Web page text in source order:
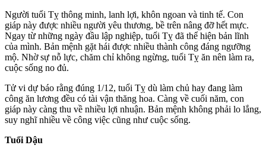
Người tuổi Tỵ thông minh, lanh lợi, khôn ngoan và tinh tế. Con
giáp này được nhiều người yêu thương, bề trên nâng đỡ hết mực.
Ngay từ những ngày đầu lập nghiệp, tuổi Tỵ đã thể hiện bản lĩnh
của mình. Bản mệnh gặt hái được nhiều thành công đáng ngưỡng
mộ. Nhờ sự nỗ lực, chăm chỉ không ngừng, tuổi Tỵ ăn nên làm ra,
cuộc sống no đủ.
Tử vi dự báo rằng đúng 1/12, tuổi Tỵ dù làm chủ hay đang làm
công ăn lương đều có tài vận thăng hoa. Càng về cuối năm, con
giáp này càng thu về nhiều lợi nhuận. Bản mệnh không phải lo lắng,
suy nghĩ nhiều về công việc cũng như cuộc sống.
Tuổi Dậu